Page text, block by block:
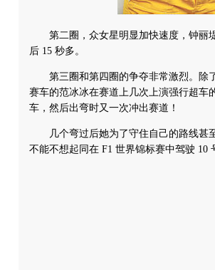
第二圈，众女星明显加快速度，钟丽
后 15 秒多。
第三圈和第四圈的争夺非常激烈。除
赛车的范冰冰在赛道上几次上演强行超车
车，然后出弯时又一次冲出赛道！
几个弯过后她为了守住自己的路线甚
不能不想起同在 F1 世界锦标赛中驾驶 10